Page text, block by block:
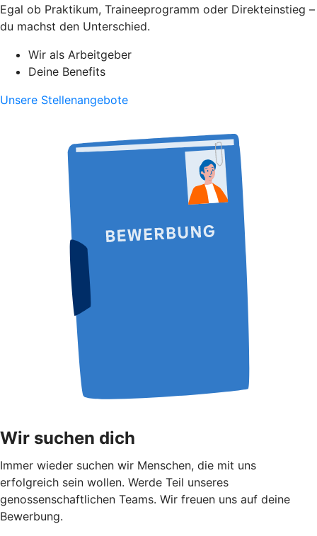
Egal ob Praktikum, Traineeprogramm oder Direkteinstieg –
du machst den Unterschied.
Wir als Arbeitgeber
Deine Benefits
Unsere Stellenangebote
Wir suchen dich
Immer wieder suchen wir Menschen, die mit uns
erfolgreich sein wollen. Werde Teil unseres
genossenschaftlichen Teams. Wir freuen uns auf deine
Bewerbung.